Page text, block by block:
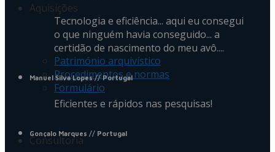
Aquisições
Património arquivístico
Procedimentos e normas
Formulário
Consultoria
Tecnologia e eficiência... aqui eu consegui
o que ninguém havia conseguido... a
certidão de nascimento do meu avô....
Manuel Silva Lopes// Portugal
Eficientes e rápidos nas pesquisas!
Gonçalo Marques // Portugal